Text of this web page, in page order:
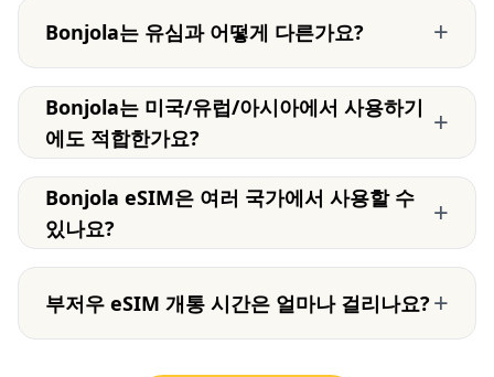
Bonjola는 유심과 어떻게 다른가요? +
Bonjola는 미국/유럽/아시아에서 사용하기
에도 적합한가요?
+
Bonjola eSIM은 여러 국가에서 사용할 수
있나요?
+
부저우 eSIM 개통 시간은 얼마나 걸리나요? +